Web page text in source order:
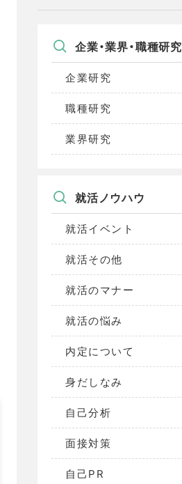
企業・業界・職種研究
企業研究
職種研究
業界研究
就活ノウハウ
就活イベント
就活その他
就活のマナー
就活の悩み
内定について
身だしなみ
自己分析
面接対策
自己PR